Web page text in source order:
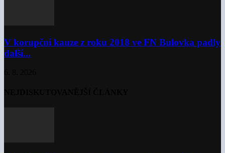
V korupční kauze z roku 2018 ve FN Bulovka padly
další...